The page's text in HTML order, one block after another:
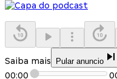
Saiba mais Pular anuncio
00:00